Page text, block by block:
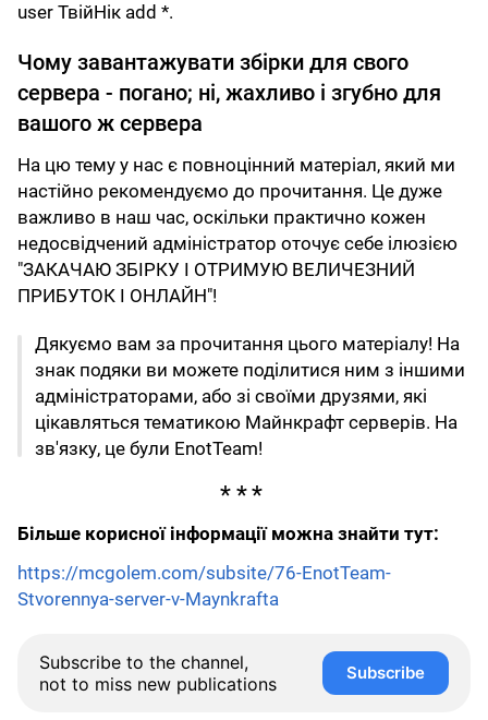
user ТвійНік add *.
Чому завантажувати збірки для свого
сервера - погано; ні, жахливо і згубно для
вашого ж сервера
На цю тему у нас є повноцінний матеріал, який ми
настійно рекомендуємо до прочитання. Це дуже
важливо в наш час, оскільки практично кожен
недосвідчений адміністратор оточує себе ілюзією
"ЗАКАЧАЮ ЗБІРКУ І ОТРИМУЮ ВЕЛИЧЕЗНИЙ
ПРИБУТОК І ОНЛАЙН"!
Дякуємо вам за прочитання цього матеріалу! На
знак подяки ви можете поділитися ним з іншими
адміністраторами, або зі своїми друзями, які
цікавляться тематикою Майнкрафт серверів. На
зв'язку, це були EnotTeam!
Більше корисної інформації можна знайти тут:
https://mcgolem.com/subsite/76-EnotTeam-
Stvorennya-server-v-Maynkrafta
Subscribe to the channel,
not to miss new publications
Subscribe